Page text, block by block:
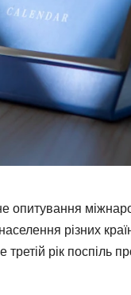
різних
рік поспіль